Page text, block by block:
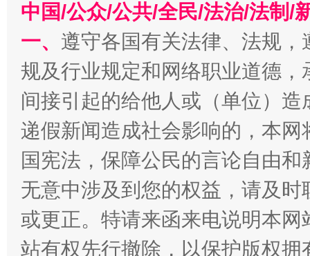
全民健身五年计划来了！等你上场
中国/公众/公共/全民/法治/法制/
一、 遵守各国有关法律、法规
规及行业规定和网络职业道德
间接引起的给他人或（单位）
递假新闻造成社会影响的，本
国宪法，保障公民的言论自由
无意中涉及到您的权益，请及
或更正。特请来函来电说明本
站有权先行撤除，以保护版权